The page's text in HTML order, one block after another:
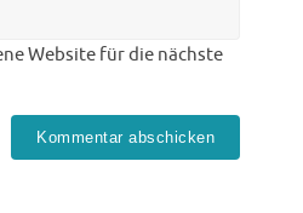
Website für die nächste